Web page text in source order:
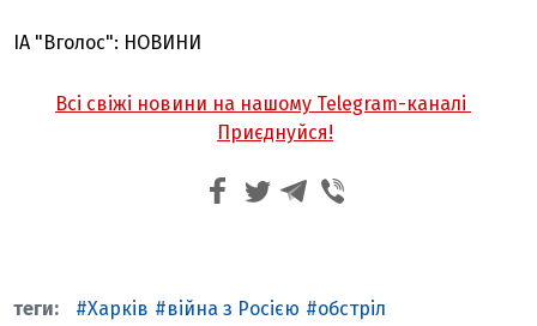
ІА "Вголос": НОВИНИ
Всі свіжі новини на нашому Telegram-каналі
Приєднуйся!
Харків війна з Росією обстріл